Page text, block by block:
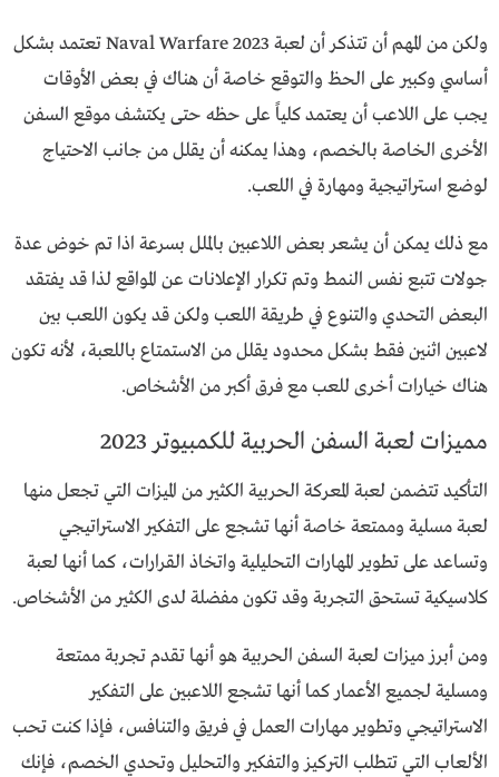
ولكن من المهم أن تتذكر أن لعبة Naval Warfare 2023 تعتمد بشكل
أساسي وكبير على الحظ والتوقع خاصة أن هناك في بعض الأوقات
يجب على اللاعب أن يعتمد كلياً على حظه حتى يكتشف موقع السفن
الأخرى الخاصة بالخصم، وهذا يمكنه أن يقلل من جانب الاحتياج
لوضع استراتيجية ومهارة في اللعب.
مع ذلك يمكن أن يشعر بعض اللاعبين بالملل بسرعة اذا تم خوض عدة
جولات تتبع نفس النمط وتم تكرار الإعلانات عن المواقع لذا قد يفتقد
البعض التحدي والتنوع في طريقة اللعب ولكن قد يكون اللعب بين
لاعبين اثنين فقط بشكل محدود يقلل من الاستمتاع باللعبة، لأنه تكون
هناك خيارات أخرى للعب مع فرق أكبر من الأشخاص.
مميزات لعبة السفن الحربية للكمبيوتر 2023
التأكيد تتضمن لعبة المعركة الحربية الكثير من الميزات التي تجعل منها
لعبة مسلية وممتعة خاصة أنها تشجع على التفكير الاستراتيجي
وتساعد على تطوير المهارات التحليلية واتخاذ القرارات، كما أنها لعبة
كلاسيكية تستحق التجربة وقد تكون مفضلة لدى الكثير من الأشخاص.
ومن أبرز ميزات لعبة السفن الحربية هو أنها تقدم تجربة ممتعة
ومسلية لجميع الأعمار كما أنها تشجع اللاعبين على التفكير
الاستراتيجي وتطوير مهارات العمل في فريق والتنافس، فإذا كنت تحب
الألعاب التي تتطلب التركيز والتفكير والتحليل وتحدي الخصم، فإنك